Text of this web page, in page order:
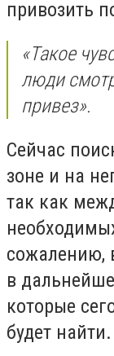
привозить
«Такое
люди
привез».
Сейчас
зоне и на
так как
сожалению,
в
которые
будет найти.